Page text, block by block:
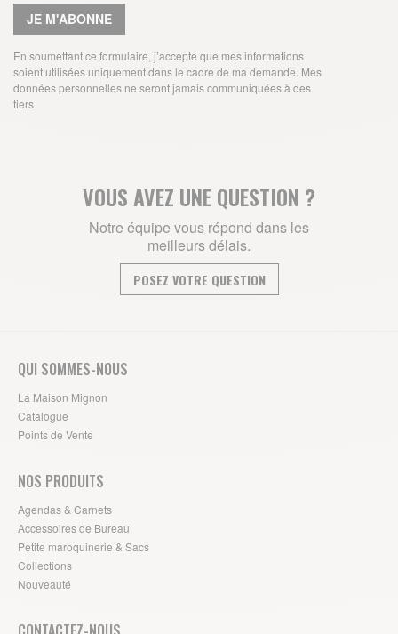
JE M'ABONNE
En soumettant ce formulaire, j’accepte que mes informations
soient utilisées uniquement dans le cadre de ma demande. Mes
données personnelles ne seront jamais communiquées à des
tiers
VOUS AVEZ UNE QUESTION ?
Notre équipe vous répond dans les
meilleurs délais.
POSEZ VOTRE QUESTION
QUI SOMMES-NOUS
La Maison Mignon
Catalogue
Points de Vente
NOS PRODUITS
Agendas & Carnets
Accessoires de Bureau
Petite maroquinerie & Sacs
Collections
Nouveauté